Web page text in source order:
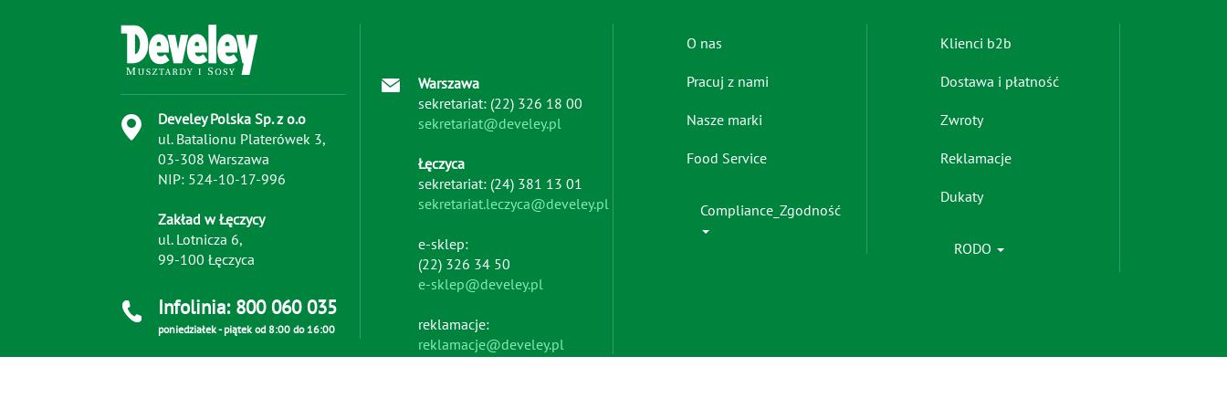
Develey Polska Sp. z o.o
ul. Batalionu Platerówek 3,
03-308 Warszawa
NIP: 524-10-17-996
Zakład w Łęczycy
ul. Lotnicza 6,
99-100 Łęczyca
Infolinia: 800 060 035
poniedziałek - piątek od 8:00 do 16:00
Warszawa
sekretariat: (22) 326 18 00
sekretariat@develey.pl
Łęczyca
sekretariat: (24) 381 13 01
sekretariat.leczyca@develey.pl
e-sklep:
(22) 326 34 50
e-sklep@develey.pl
reklamacje:
reklamacje@develey.pl
Footer
menu
O nas
Pracuj z nami
Nasze marki
Food Service
Compliance_Zgodność
Footer
menu
Klienci b2b
Dostawa i płatność
Zwroty
Reklamacje
Dukaty
RODO